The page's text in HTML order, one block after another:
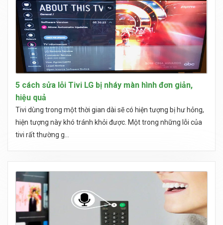
5 cách sửa lỗi Tivi LG bị nháy màn hình đơn giản,
hiệu quả
Tivi dùng trong một thời gian dài sẽ có hiện tượng bị hư hỏng,
hiện tượng này khó tránh khỏi được. Một trong những lỗi của
tivi rất thường g...